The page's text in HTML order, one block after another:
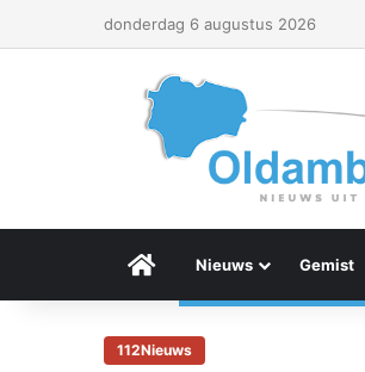
donderdag 6 augustus 2026
Menu Item
Nieuws Gemist
112Nieuws